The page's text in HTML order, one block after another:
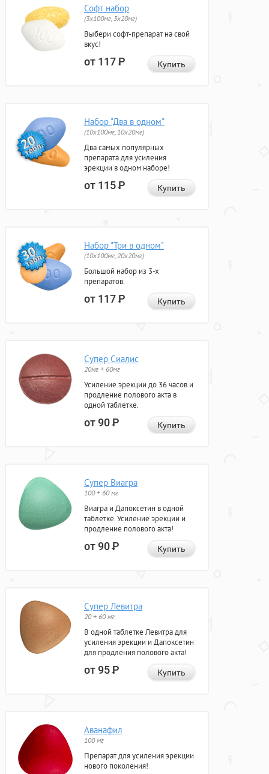
Софт набор
(3x100мг, 3x20мг)
Выбери софт-препарат на свой
вкус!
от 117Р Купить
Набор "Два в одном"
(10x100мг, 10x20мг)
Два самых популярных
препарата для усиления
эрекции в одном наборе!
от 115Р Купить
Набор "Три в одном"
(10x100мг, 20x20мг)
Большой набор из 3-х
препаратов.
от 117Р Купить
Супер Сиалис
20мг + 60мг
Усиление эрекции до 36 часов и
продление полового акта в
одной таблетке.
от 90Р Купить
Супер Виагра
100 + 60 мг
Виагра и Дапоксетин в одной
таблетке. Усиление эрекции и
продление полового акта!
от 90Р Купить
Супер Левитра
20 + 60 мг
В одной таблетке Левитра для
усиления эрекции и Дапоксетин
для продления полового акта!
от 95Р Купить
Аванафил
100 мг
Препарат для усиления эрекции
нового поколения!